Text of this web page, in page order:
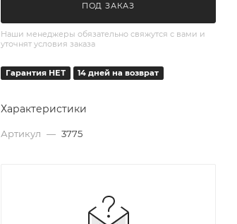
ПОД ЗАКАЗ
Наши менеджеры обязательно свяжутся с вами и
уточнят условия заказа
Гарантия НЕТ 14 дней на возврат
Характеристики
Артикул — 3775